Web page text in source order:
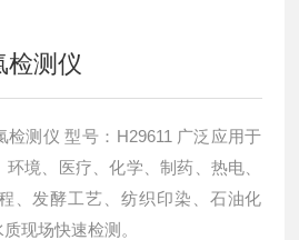
检测仪
检测仪 型号：H29611 广泛应用于
境、医疗、化学、制药、热电、
、发酵工艺、纺织印染、石油化
现场快速检测。